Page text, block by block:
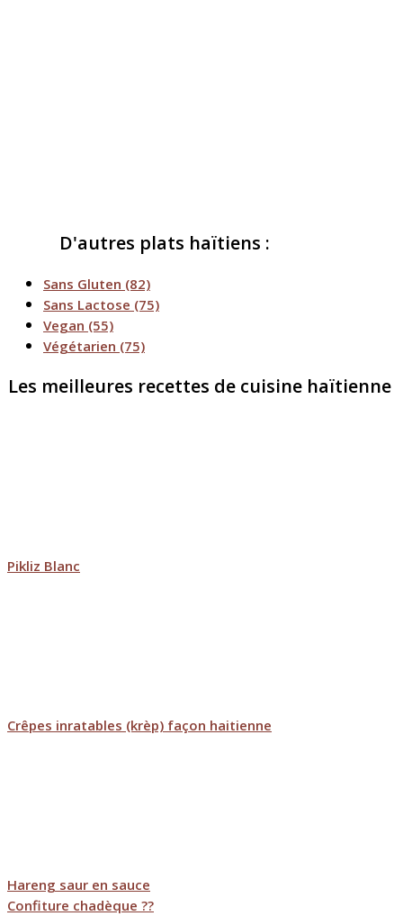
D'autres plats haïtiens :
Sans Gluten (82)
Sans Lactose (75)
Vegan (55)
Végétarien (75)
Les meilleures recettes de cuisine haïtienne
Pikliz Blanc
Crêpes inratables (krèp) façon haitienne
Hareng saur en sauce
Confiture chadèque ??